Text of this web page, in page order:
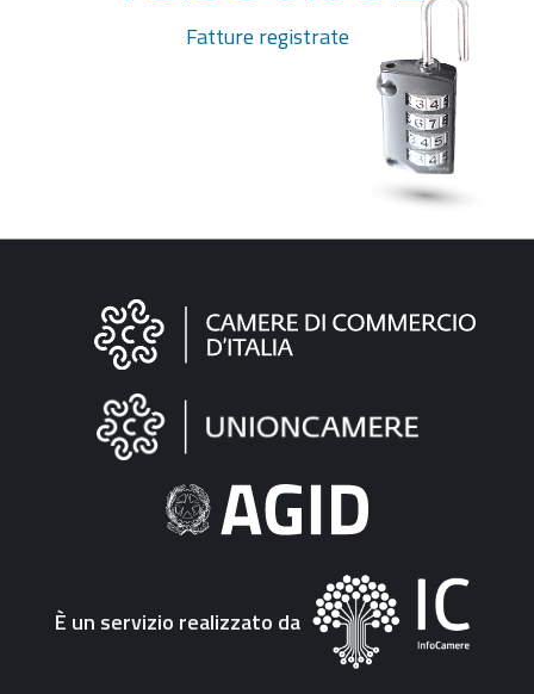
Fatture registrate
Informazioni
"Fattura
Elettronica"
È un servizio realizzato da